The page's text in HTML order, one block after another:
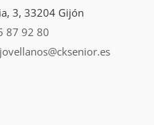
3, 33204 Gijón
87 92 80